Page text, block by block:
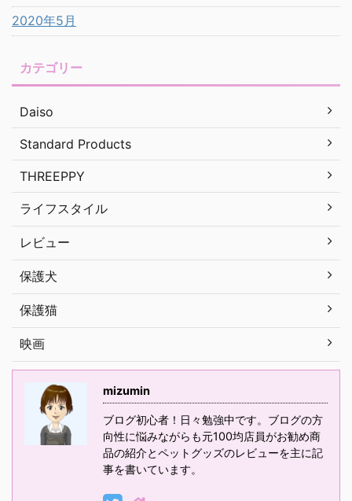
2020年5月
カテゴリー
Daiso
Standard Products
THREEPPY
ライフスタイル
レビュー
保護犬
保護猫
映画
mizumin
ブログ初心者！日々勉強中です。ブログの方
向性に悩みながらも元100均店員がお勧め商
品の紹介とペットグッズのレビューを主に記
事を書いています。